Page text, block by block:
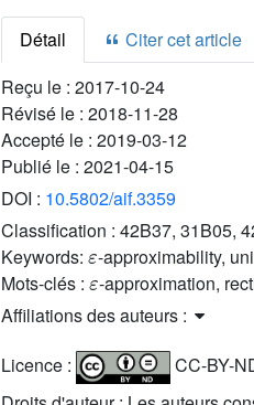
Détail
Citer cet article
Reçu le : 2017-10-24
Révisé le : 2018-11-28
Accepté le : 2019-03-12
Publié le : 2021-04-15
DOI : 10.5802/aif.3359
Classification : 42B37, 31B05,
Keywords:
ε
-approximability,
Mots-clés :
ε
-approximation,
Affiliations des auteurs :
Licence :
CC-BY-